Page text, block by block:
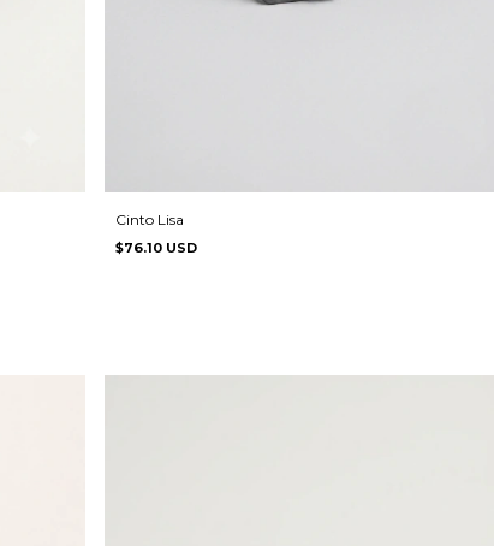
Cinto Lisa
$76.10 USD